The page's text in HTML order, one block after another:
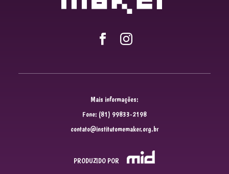
Mais informações:
Fone: (81) 99833-2198
contato@institutomemaker.org.br
PRODUZIDO POR